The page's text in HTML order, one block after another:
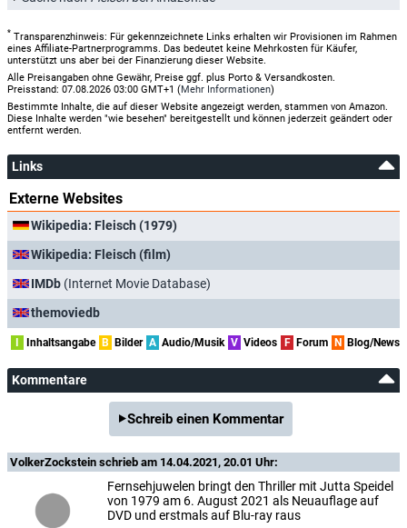
* Transparenzhinweis: Für gekennzeichnete Links erhalten wir Provisionen im Rahmen
eines Affiliate-Partnerprogramms. Das bedeutet keine Mehrkosten für Käufer,
unterstützt uns aber bei der Finanzierung dieser Website.
Alle Preisangaben ohne Gewähr, Preise ggf. plus Porto & Versandkosten.
Preisstand: 07.08.2026 03:00 GMT+1 (Mehr Informationen)
Bestimmte Inhalte, die auf dieser Website angezeigt werden, stammen von Amazon.
Diese Inhalte werden "wie besehen" bereitgestellt und können jederzeit geändert oder
entfernt werden.
Links
Externe Websites
Wikipedia: Fleisch (1979)
Wikipedia: Fleisch (film)
IMDb (Internet Movie Database)
themoviedb
Inhaltsangabe B Bilder A Audio/Musik V Videos F Forum N Blog/News
Kommentare
Schreib einen Kommentar
VolkerZockstein schrieb am 14.04.2021, 20.01 Uhr:
Fernsehjuwelen bringt den Thriller mit Jutta Speidel
von 1979 am 6. August 2021 als Neuauflage auf
DVD und erstmals auf Blu-ray raus